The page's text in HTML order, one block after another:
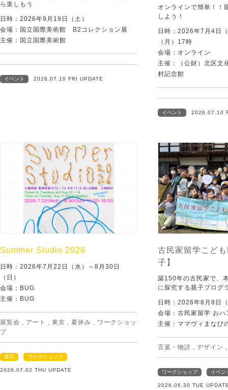
ら楽しもう
日時：2026年9月19日（土）
会場：国立国際美術館 B2コレクション展
主催：国立国際美術館
イベント 2026.07.10 FRI UPDATE
オンラインで簡単！！
しよう！
日時：2026年7月4日
（月）17時
会場：オンライン
主催：（公財）北区
村記念館
イベント 2026.07.10
Summer Studio 2026
日時：2026年7月22日（水）～8月30日
（日）
会場：BUG
主催：BUG
展覧会 , アート , 東京 , 夏休み , ワークショッ
プ
展示 ワークショップ
2026.07.02 THU UPDATE
古民家留学こど
子】
築150年の古民家で、
に探究する親子プログ
日時：2026年8月8日
会場：古民家留学 おハ
主催：ママヴィまなび
言葉・物語 , デザイン
ワークショップ イベン
2026.06.30 TUE